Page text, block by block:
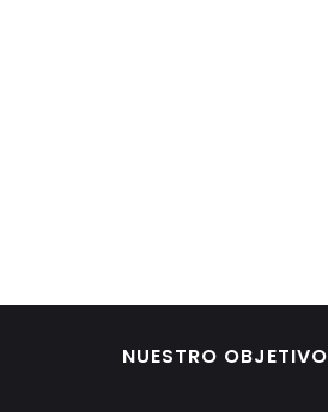
NUESTRO OBJETIVO